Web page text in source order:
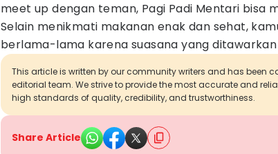
meet up dengan teman, Pagi Padi Mentari bisa
Selain menikmati makanan enak dan sehat,
berlama-lama karena suasana yang
This article is written by our community writers and has been
editorial team. We strive to provide the most accurate and
high standards of quality, credibility, and trustworthiness.
Share Article